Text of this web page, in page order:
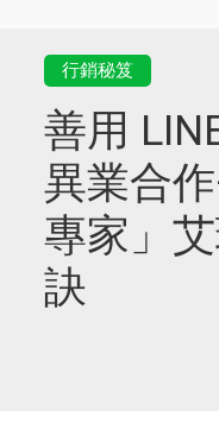
行銷秘笈
善用
異業合
專家」
訣